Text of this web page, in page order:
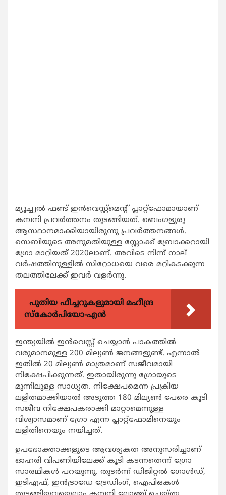
മ്യൂച്ച്വല്‍ ഫണ്ട് ഇന്‍വെസ്റ്റ്‌മെന്റ് പ്ലാറ്റ്‌ഫോമായാണ്
കമ്പനി പ്രവര്‍ത്തനം തുടങ്ങിയത്. ബെംഗളൂരു
ആസ്ഥാനമാക്കിയായിരുന്നു പ്രവര്‍ത്തനങ്ങള്‍.
സെബിയുടെ അനുമതിയുള്ള സ്റ്റോക്ക് ബ്രോക്കറായി
ഗ്രോ മാറിയത് 2020ലാണ്. അവിടെ നിന്ന് നാല്
വര്‍ഷത്തിനുള്ളില്‍ സിറോധയെ വരെ മറികടക്കുന്ന
തലത്തിലേക്ക് ഇവര്‍ വളര്‍ന്നു.
പുതിയ ഫീച്ചറുകളുമായി മഹീന്ദ്ര
സ്കോർപിയോ-എൻ
ഇന്ത്യയില്‍ ഇന്‍വെസ്റ്റ് ചെയ്യാന്‍ പാകത്തില്‍
വരുമാനമുള്ള 200 മില്യണ്‍ ജനങ്ങളുണ്ട്. എന്നാല്‍
ഇതില്‍ 20 മില്യണ്‍ മാത്രമാണ് സജീവമായി
നിക്ഷേപിക്കുന്നത്. ഇതായിരുന്നു ഗ്രോയുടെ
മുന്നിലുള്ള സാധ്യത. നിക്ഷേപമെന്ന പ്രക്രിയ
ലളിതമാക്കിയാല്‍ അടുത്ത 180 മില്യണ്‍ പേരെ കൂടി
സജീവ നിക്ഷേപകരാക്കി മാറ്റാമെന്നുള്ള
വിശ്വാസമാണ് ഗ്രോ എന്ന പ്ലാറ്റ്‌ഫോമിനെയും
ലളിതിനെയും നയിച്ചത്.
ഉപഭോക്താക്കളുടെ ആവശ്യകത അനുസരിച്ചാണ്
ഓഹരി വിപണിയിലേക്ക് കൂടി കടന്നതെന്ന് ഗ്രോ
സാരഥികള്‍ പറയുന്നു. തുടര്‍ന്ന് ഡിജിറ്റല്‍ ഗോള്‍ഡ്,
ഇടിഎഫ്, ഇന്‍ട്രാഡേ ട്രേഡിംഗ്, ഐപിഒകള്‍